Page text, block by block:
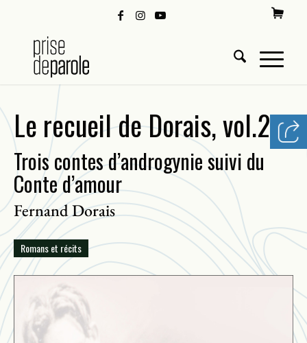
Le recueil de Dorais, vol.2
Trois contes d’androgynie suivi du
Conte d’amour
Fernand Dorais
Romans et récits